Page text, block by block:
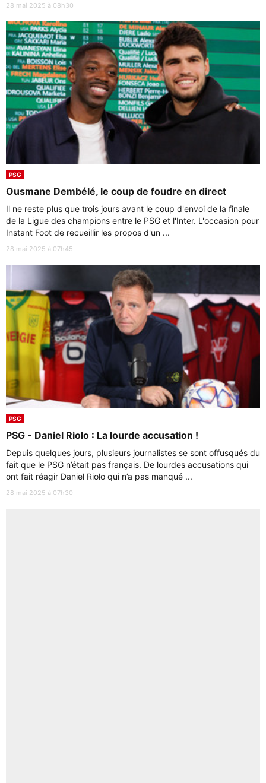
28 mai 2025 à 08h30
PSG
Ousmane Dembélé, le coup de foudre en direct
Il ne reste plus que trois jours avant le coup d'envoi de la finale
de la Ligue des champions entre le PSG et l'Inter. L'occasion pour
Instant Foot de recueillir les propos d'un ...
28 mai 2025 à 07h45
PSG
PSG - Daniel Riolo : La lourde accusation !
Depuis quelques jours, plusieurs journalistes se sont offusqués du
fait que le PSG n’était pas français. De lourdes accusations qui
ont fait réagir Daniel Riolo qui n’a pas manqué ...
28 mai 2025 à 07h30